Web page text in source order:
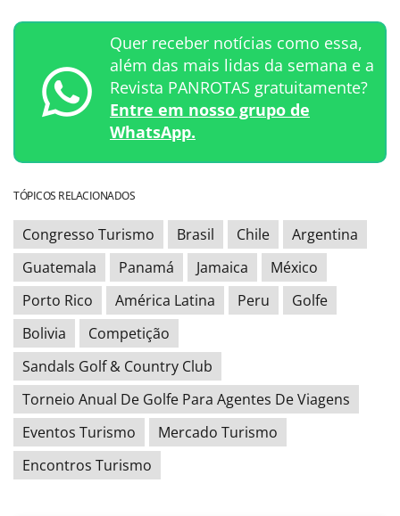
Quer receber notícias como essa,
além das mais lidas da semana e a
Revista PANROTAS gratuitamente?
Entre em nosso grupo de
WhatsApp.
TÓPICOS RELACIONADOS
Congresso Turismo Brasil Chile
Argentina
Guatemala
Panamá Jamaica
México
Porto Rico
América Latina Peru
Golfe
Bolivia
Competição
Sandals Golf & Country Club
Torneio Anual De Golfe Para Agentes De Viagens
Eventos Turismo
Mercado Turismo
Encontros Turismo